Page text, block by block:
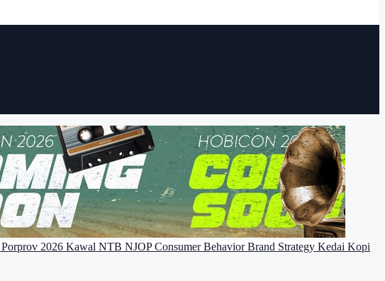
Porprov 2026 Kawal NTB NJOPConsumer BehaviorBrand Strategy Kedai Kopi